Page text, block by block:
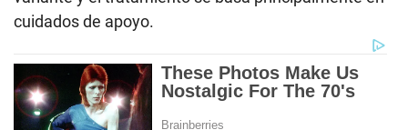
cuidados de apoyo.